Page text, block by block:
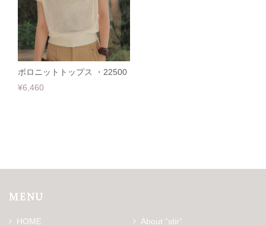
ポロニットトップス ・22500
¥6,460
MENU
HOME
About “stir”